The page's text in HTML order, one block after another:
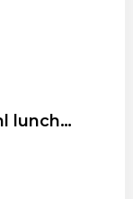
Mepal Ellipse 750 + 300 ml lunchpot